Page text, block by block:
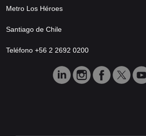
Metro Los Héroes
Santiago de Chile
Teléfono +56 2 2692 0200